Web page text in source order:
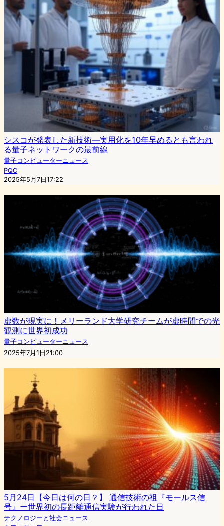
シスコが発表した新技術―実用化を10年早めるとも言われ
る量子ネットワークの最前線
量子コンピューターニュース
PQC
2025年5月7日17:22
虚数が現実に！メリーランド大学研究チームが虚時間での光
観測に世界初成功
量子コンピューターニュース
2025年7月1日21:00
5月24日【今日は何の日？】 通信技術の祖『モールス信
号』ー世界初の長距離通信実験が行われた日
テクノロジーと社会ニュース